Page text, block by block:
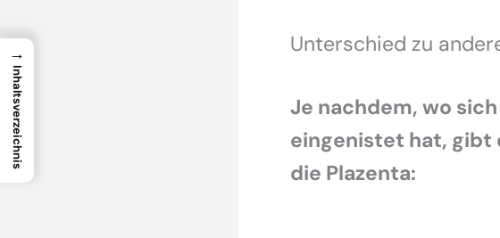
Unterschied zu
Je nachdem, wo
eingenistet hat, gibt
die Plazenta:
→
Inhaltsverzeichnis